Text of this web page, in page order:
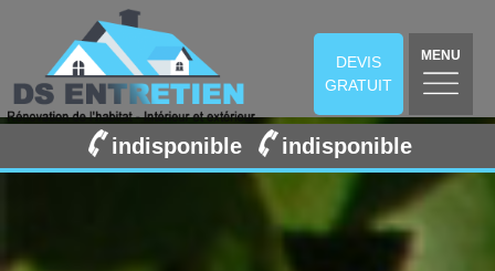
DEVIS
GRATUIT
MENU
indisponible indisponible